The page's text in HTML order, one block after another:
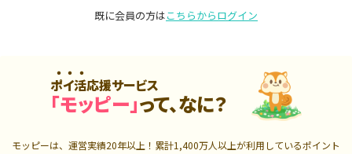
既に会員の方はこちらからログイン
ポイ活応援サービス
「モッピー」って、なに？
モッピーは、運営実績20年以上！累計1,400万人以上が利用しているポイント